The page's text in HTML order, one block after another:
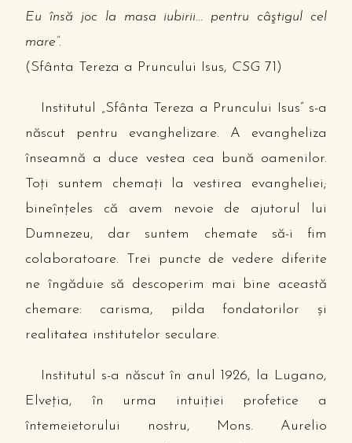
Eu însă joc la masa iubirii… pentru câştigul cel
mare”.
(Sfânta Tereza a Pruncului Isus, CSG 71)
Institutul „Sfânta Tereza a Pruncului Isus” s-a
născut pentru evanghelizare. A evangheliza
înseamnă a duce vestea cea bună oamenilor.
Toţi suntem chemaţi la vestirea evangheliei;
bineînţeles că avem nevoie de ajutorul lui
Dumnezeu, dar suntem chemate să-i fim
colaboratoare. Trei puncte de vedere diferite
ne îngăduie să descoperim mai bine această
chemare: carisma, pilda fondatorilor şi
realitatea institutelor seculare.
Institutul s-a născut în anul 1926, la Lugano,
Elveţia, în urma intuiţiei profetice a
întemeietorului nostru, Mons. Aurelio